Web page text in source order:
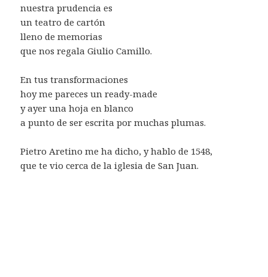
nuestra prudencia es
un teatro de cartón
lleno de memorias
que nos regala Giulio Camillo.
En tus transformaciones
hoy me pareces un ready-made
y ayer una hoja en blanco
a punto de ser escrita por muchas plumas.
Pietro Aretino me ha dicho, y hablo de 1548,
que te vio cerca de la iglesia de San Juan.